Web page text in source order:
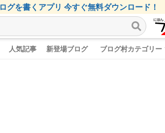
グを書くアプリ 今すぐ無料ダウンロード！
人気記事 新登場ブログ ブログ村カテゴリー